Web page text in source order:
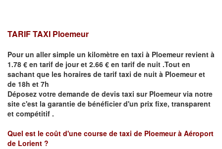
TARIF TAXI Ploemeur
Pour un aller simple un kilomètre en taxi à Ploemeur revient à
1.78 € en tarif de jour et 2.66 € en tarif de nuit .Tout en
sachant que les horaires de tarif taxi de nuit à Ploemeuret
de 18h et 7h
Déposez votre demande de devis taxi sur Ploemeurvia notre
site c'est la garantie de bénéficier d'un prix fixe, transparent
et compétitif .
Quel est le coût d'une course de taxi de Ploemeur à Aéroport
de Lorient ?